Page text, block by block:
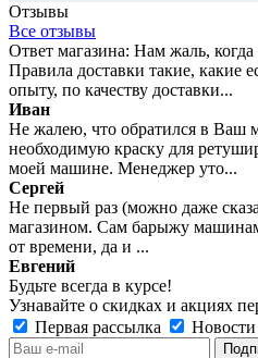
Отзывы
Все отзывы
Ответ магазина: Нам жаль,
Правила доставки такие, какие
опыту, по качеству доставки...
Иван
Не жалею, что обратился в Ваш
необходимую краску для
моей машине. Менеджер уто...
Сергей
Не первый раз (можно даже
магазином. Сам барыжу
от времени, да и ...
Евгений
Будьте всегда в курсе!
Узнавайте о скидках и акциях
Первая рассылка
Новости